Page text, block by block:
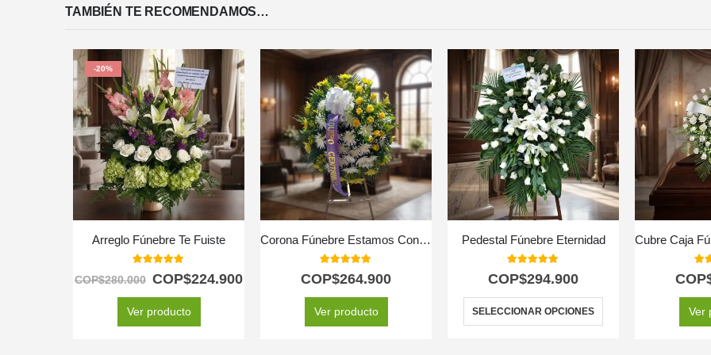
TAMBIÉN TE RECOMENDAMOS…
-20%
Arreglo Fúnebre Te Fuiste
out of 5
COP$280.000 COP$224.900
Ver producto
Corona Fúnebre Estamos Contigo
5.00
COP$264.900
Ver producto
Pedestal Fúnebre Eternidad
5.00
COP$294.900
SELECCIONAR OPCIONES
5.00
Ver